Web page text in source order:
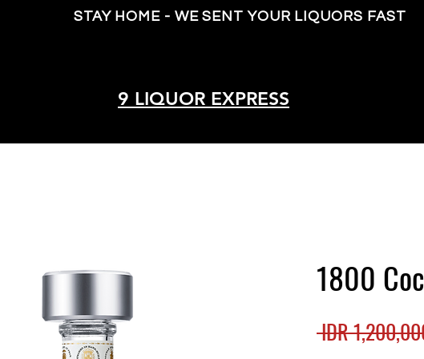
STAY HOME - WE SENT YOUR LIQUORS FAST
9 LIQUOR EXPRESS
1800
IDR